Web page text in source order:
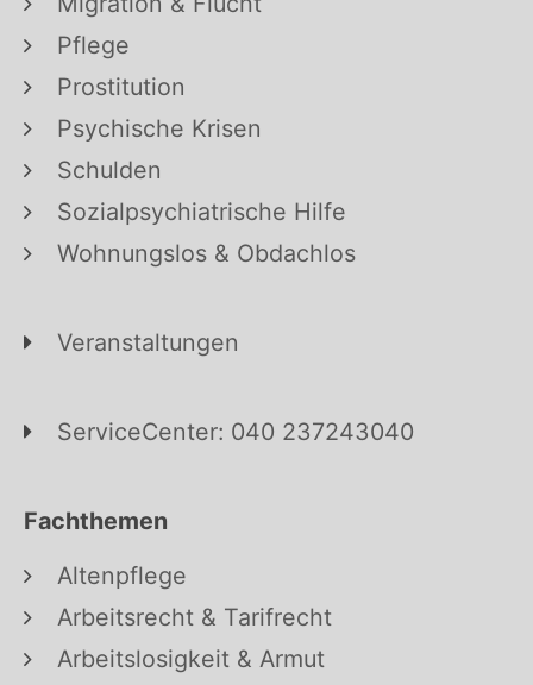
Pflege
Prostitution
Psychische Krisen
Schulden
Sozialpsychiatrische Hilfe
Wohnungslos & Obdachlos
Veranstaltungen
ServiceCenter: 040 237243040
Fachthemen
Altenpflege
Arbeitsrecht & Tarifrecht
Arbeitslosigkeit & Armut